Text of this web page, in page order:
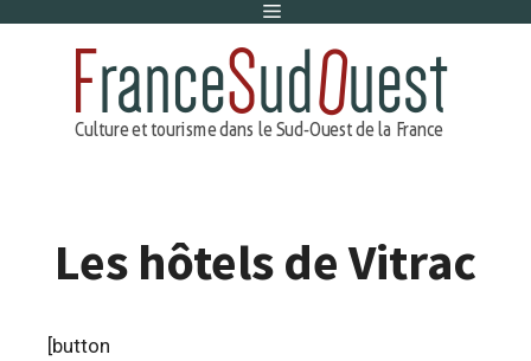
Menu
Les hôtels de Vitrac
[button